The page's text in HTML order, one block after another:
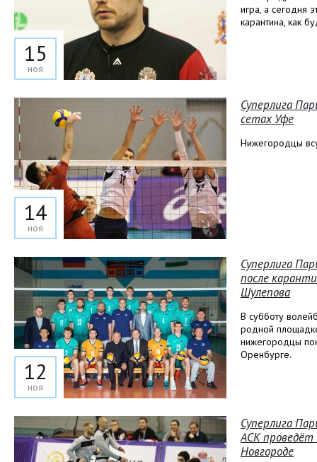
15
ноя
игра, а сегодня
карантина, как
14
ноя
Суперлига
сетах Уфе
Нижегородцы
12
ноя
Суперлига
после
Шулепова
В субботу
родной
нижегородцы
Оренбурге.
Суперлига
АСК
Новгороде